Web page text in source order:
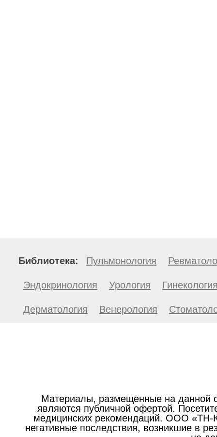
Библиотека: Пульмонология
Эндокринология Урология
Дерматология Венерология
Материалы, размещенные на данной
являются публичной офертой.
медицинских рекомендаций. ООО «ТН-
негативные последствия, возникшие в